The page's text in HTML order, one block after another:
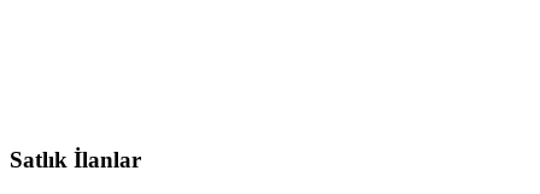
Satlık İlanlar